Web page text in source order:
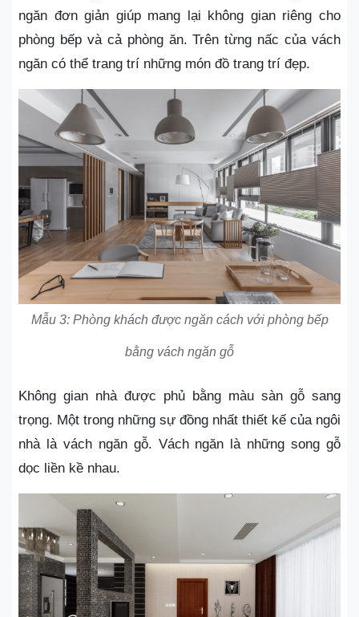
ngăn đơn giản giúp mang lại không gian riêng cho
phòng bếp và cả phòng ăn. Trên từng nấc của vách
ngăn có thể trang trí những món đồ trang trí đẹp.
Mẫu 3: Phòng khách được ngăn cách với phòng bếp
bằng vách ngăn gỗ
Không gian nhà được phủ bằng màu sàn gỗ sang
trọng. Một trong những sự đồng nhất thiết kế của ngôi
nhà là vách ngăn gỗ. Vách ngăn là những song gỗ
dọc liền kề nhau.